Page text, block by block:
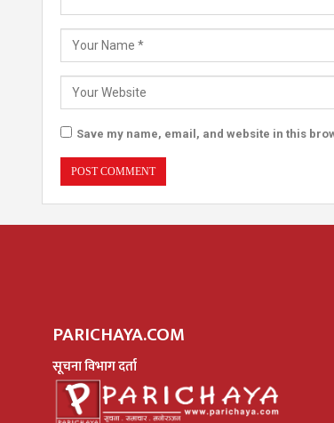
Save my name, email, and website in this
PARICHAYA.COM
सूचना विभाग दर्ता